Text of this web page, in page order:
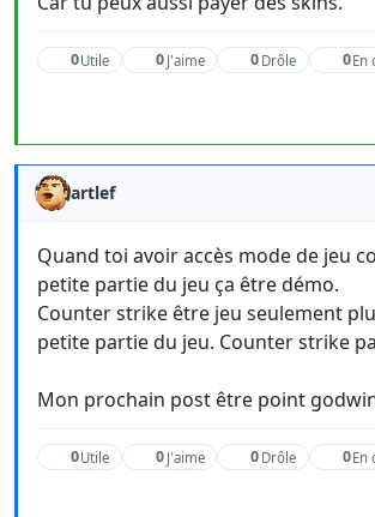
0Utile 0 J'aime 0 Drôle 0En
artlef
Quand toi avoir accès mode de jeu
petite partie du jeu ça être démo.
Counter strike être jeu seulement
petite partie du jeu. Counter strike
Mon prochain post être point
0Utile 0 J'aime 0 Drôle 0En